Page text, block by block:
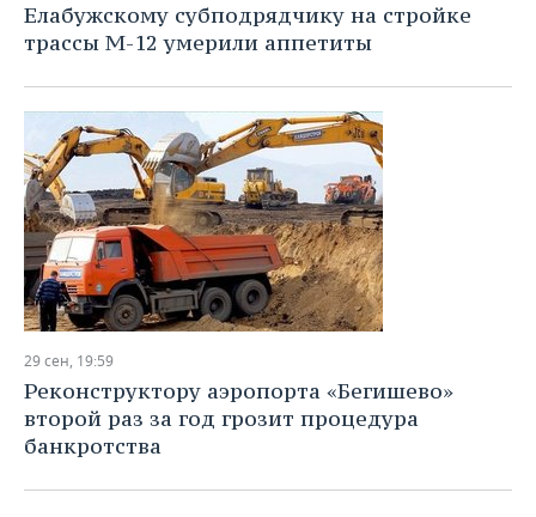
Елабужскому субподрядчику на стройке
трассы М-12 умерили аппетиты
29 сен, 19:59
Реконструктору аэропорта «Бегишево»
второй раз за год грозит процедура
банкротства